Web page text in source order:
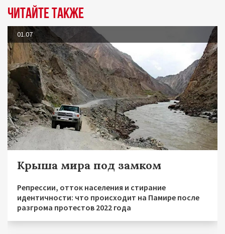
Читайте также
01.07
Крыша мира под замком
Репрессии, отток населения и стирание
идентичности: что происходит на Памире после
разгрома протестов 2022 года